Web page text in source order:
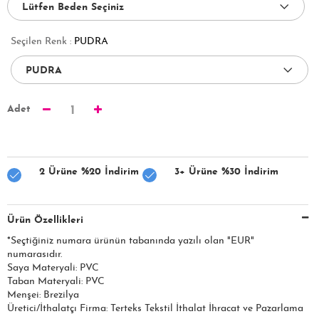
Seçilen Renk : PUDRA
Adet 1
2 Ürüne %20 İndirim 3+ Ürüne %30 İndirim
Ürün Özellikleri
*Seçtiğiniz numara ürünün tabanında yazılı olan "EUR"
numarasıdır.
Saya Materyali: PVC
Taban Materyali: PVC
Menşei: Brezilya
Üretici/İthalatçı Firma: Terteks Tekstil İthalat İhracat ve Pazarlama